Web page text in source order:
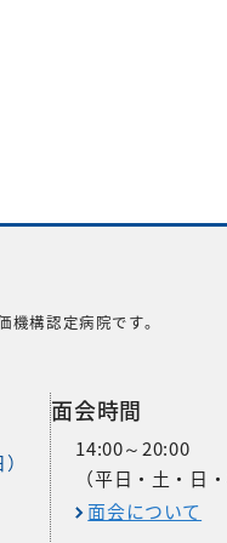
構認定病院です。
面会時間
14:00～20:00
（平日・土・日・
面会について